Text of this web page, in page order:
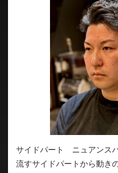
サイドパート ニュアンス
流すサイドパートから動き